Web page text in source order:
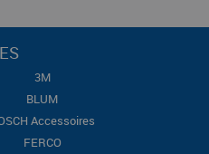
3M
BLUM
Accessoires
FERCO